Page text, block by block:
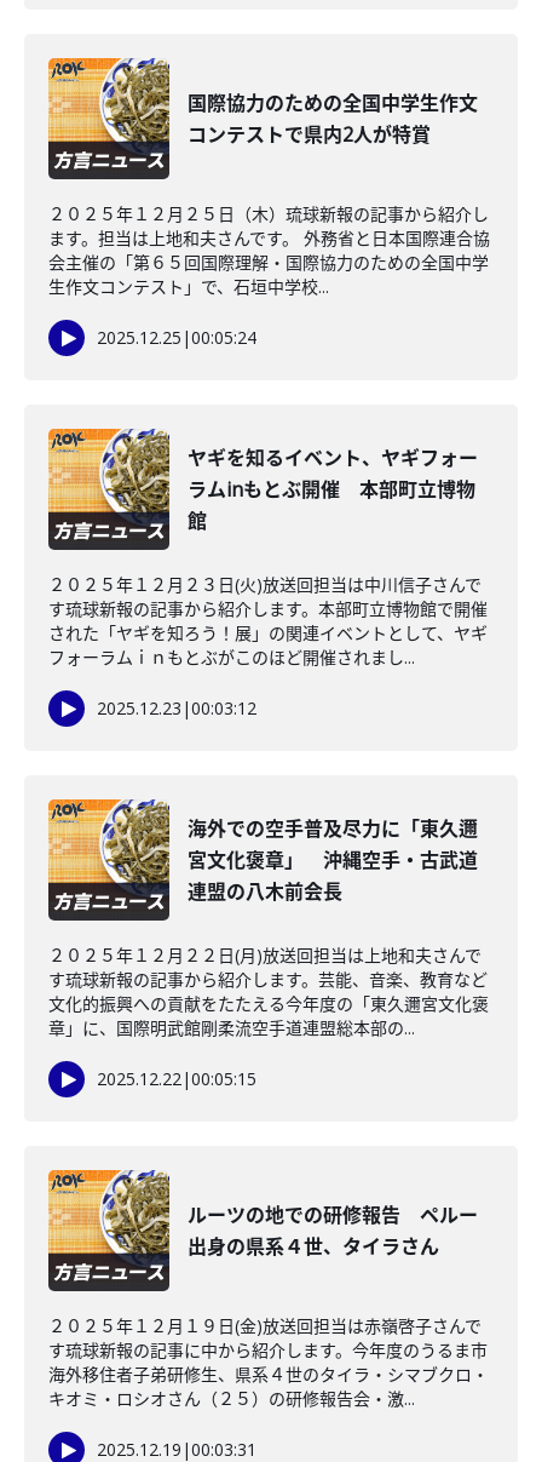
国際協力のための全国中学生作文
コンテストで県内2人が特賞
２０２５年１２月２５日（木）琉球新報の記事から紹介し
ます。担当は上地和夫さんです。 外務省と日本国際連合協
会主催の「第６５回国際理解・国際協力のための全国中学
生作文コンテスト」で、石垣中学校...
2025.12.25 |00:05:24
ヤギを知るイベント、ヤギフォー
ラムinもとぶ開催 本部町立博物
館
２０２５年１２月２３日(火)放送回担当は中川信子さんで
す琉球新報の記事から紹介します。本部町立博物館で開催
された「ヤギを知ろう！展」の関連イベントとして、ヤギ
フォーラムｉｎもとぶがこのほど開催されまし...
2025.12.23 |00:03:12
海外での空手普及尽力に「東久邇
宮文化褒章」 沖縄空手・古武道
連盟の八木前会長
２０２５年１２月２２日(月)放送回担当は上地和夫さんで
す琉球新報の記事から紹介します。芸能、音楽、教育など
文化的振興への貢献をたたえる今年度の「東久邇宮文化褒
章」に、国際明武館剛柔流空手道連盟総本部の...
2025.12.22|00:05:15
ルーツの地での研修報告 ペルー
出身の県系４世、タイラさん
２０２５年１２月１９日(金)放送回担当は赤嶺啓子さんで
す琉球新報の記事に中から紹介します。今年度のうるま市
海外移住者子弟研修生、県系４世のタイラ・シマブクロ・
キオミ・ロシオさん（２５）の研修報告会・激...
2025.12.19 |00:03:31